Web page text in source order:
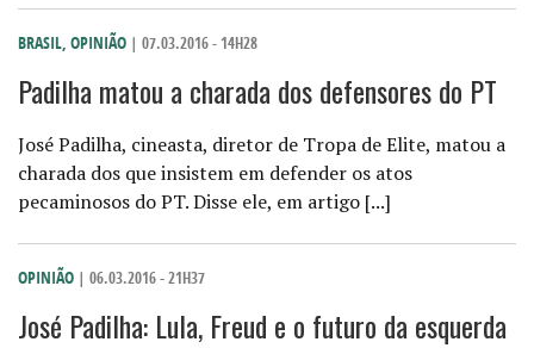
BRASIL, OPINIÃO | 07.03.2016 - 14H28
Padilha matou a charada dos defensores do PT
José Padilha, cineasta, diretor de Tropa de Elite, matou a
charada dos que insistem em defender os atos
pecaminosos do PT. Disse ele, em artigo [...]
OPINIÃO | 06.03.2016 - 21H37
José Padilha: Lula, Freud e o futuro da esquerda